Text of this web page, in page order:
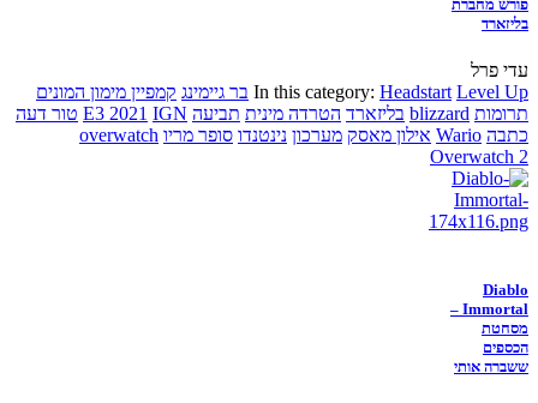
פורש מחברת
בליזארד
עדי פרל
In this category: Headstart Level Up בר גיימינג קמפיין מימון המונים
תרומות blizzard בליזארד הטרדה מינית תביעה E3 2021 IGN
טור דעה
כתבה Wario אילון מאסק מערכון נינטנדו סופר מריו overwatch
Overwatch 2
Diablo
Immortal –
מסחטת
הכספים
ששברה אותי